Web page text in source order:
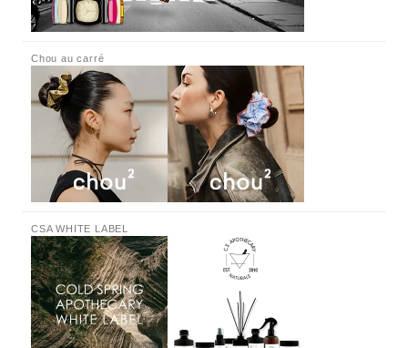
Chou au carré
CSA WHITE LABEL